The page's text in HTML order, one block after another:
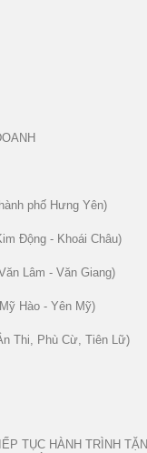
phố Hưng Yên)
Động - Khoái Châu)
Lâm - Văn Giang)
Hào - Yên Mỹ)
Thi, Phù Cừ, Tiên Lữ)
TỤC HÀNH TRÌNH